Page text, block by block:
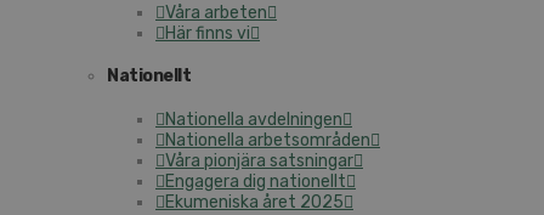
Våra arbeten
Här finns vi
Nationellt
Nationella avdelningen
Nationella arbetsområden
Våra pionjära satsningar
Engagera dig nationellt
Ekumeniska året 2025